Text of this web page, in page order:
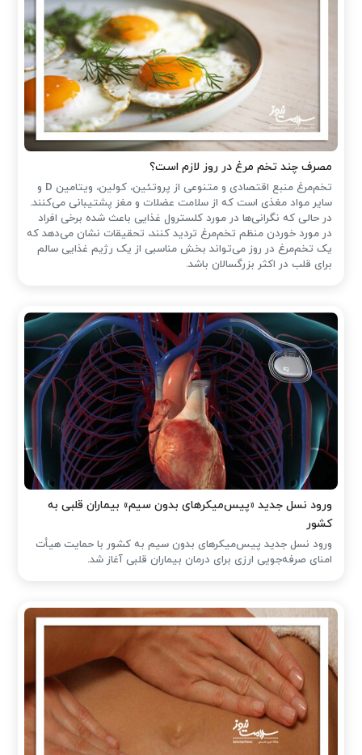
مصرف چند تخم مرغ در روز لازم است؟
تخم‌مرغ منبع اقتصادی و متنوعی از پروتئین، کولین، ویتامین D و
سایر مواد مغذی است که از سلامت عضلات و مغز پشتیبانی می‌کنند.
در حالی که نگرانی‌ها در مورد کلسترول غذایی باعث شده ‌برخی افراد
در مورد خوردن منظم تخم‌مرغ تردید کنند، تحقیقات نشان می‌دهد که
یک تخم‌مرغ در روز می‌تواند بخش مناسبی از یک رژیم غذایی سالم
برای قلب در اکثر بزرگسالان باشد.
ورود نسل جدید «پیس‌میکرهای بدون سیم» بیماران قلبی به
کشور
ورود نسل جدید پیس‌میکرهای بدون سیم به کشور با حمایت هیأت
امنای صرفه‌جویی ارزی برای درمان بیماران قلبی آغاز شد.